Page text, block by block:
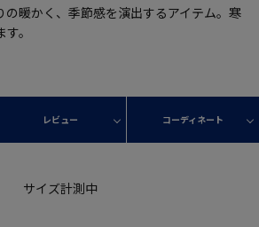
の暖かく、季節感を演出するアイテム。寒
。
レビュー コーディネート
サイズ計測中